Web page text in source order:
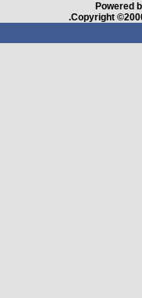
Powered
Copyright